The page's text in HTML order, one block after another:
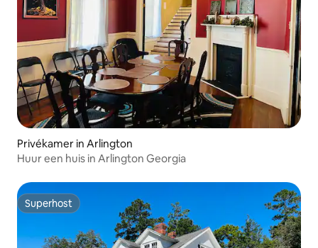
Privékamer in Arlington
Huur een huis in Arlington Georgia
Superhost
Superhost